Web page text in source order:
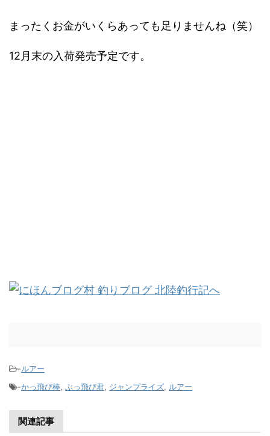
まったくお金がいくらあっても足りませんね（笑）
12月末の入荷発売予定です。
-ルアー
-かっ飛び棒, ぶっ飛び君, ジャンプライズ, ルアー
関連記事